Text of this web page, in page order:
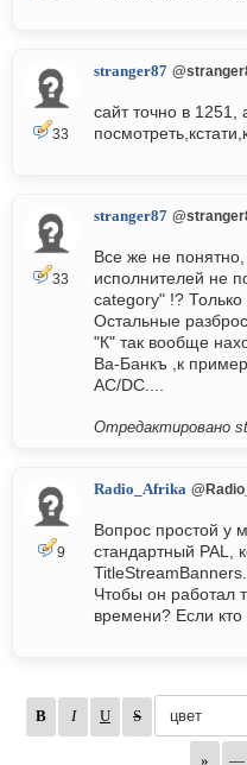
33
stranger87
сайт точно в
33
stranger87
Все же не
исполнителей не
category" !? Только
Остальные
"К" так вообще
Ва-Банкъ ,к
AC/DC....
Отредактировано
9
Radio_Afrika
Вопрос простой у
стандартный PAL,
Чтобы он работал
времени? Если